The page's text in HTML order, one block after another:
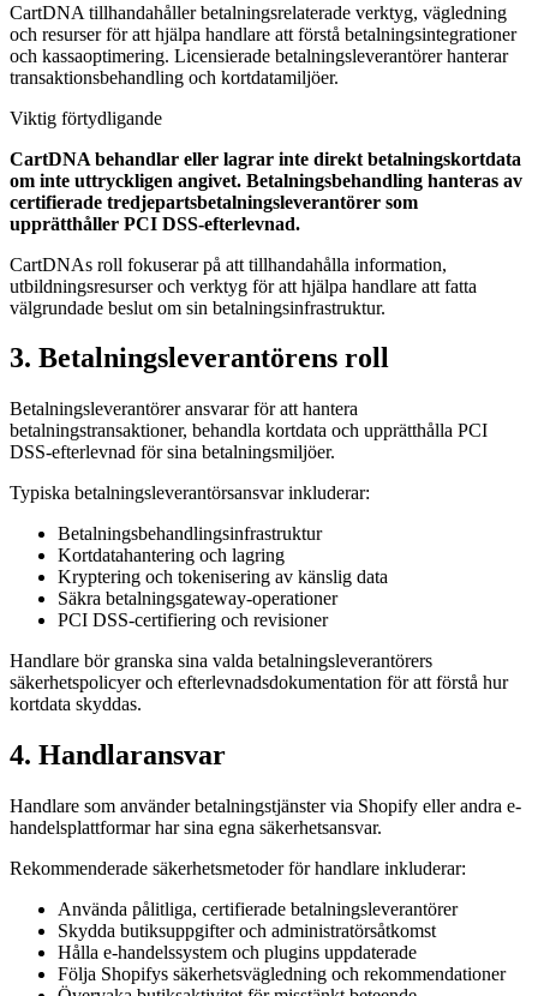
CartDNA tillhandahåller betalningsrelaterade verktyg, vägledning
och resurser för att hjälpa handlare att förstå betalningsintegrationer
och kassaoptimering. Licensierade betalningsleverantörer hanterar
transaktionsbehandling och kortdatamiljöer.
Viktig förtydligande
CartDNA behandlar eller lagrar inte direkt betalningskortdata
om inte uttryckligen angivet. Betalningsbehandling hanteras av
certifierade tredjepartsbetalningsleverantörer som
upprätthåller PCI DSS-efterlevnad.
CartDNAs roll fokuserar på att tillhandahålla information,
utbildningsresurser och verktyg för att hjälpa handlare att fatta
välgrundade beslut om sin betalningsinfrastruktur.
3. Betalningsleverantörens roll
Betalningsleverantörer ansvarar för att hantera
betalningstransaktioner, behandla kortdata och upprätthålla PCI
DSS-efterlevnad för sina betalningsmiljöer.
Typiska betalningsleverantörsansvar inkluderar:
Betalningsbehandlingsinfrastruktur
Kortdatahantering och lagring
Kryptering och tokenisering av känslig data
Säkra betalningsgateway-operationer
PCI DSS-certifiering och revisioner
Handlare bör granska sina valda betalningsleverantörers
säkerhetspolicyer och efterlevnadsdokumentation för att förstå hur
kortdata skyddas.
4. Handlaransvar
Handlare som använder betalningstjänster via Shopify eller andra e-
handelsplattformar har sina egna säkerhetsansvar.
Rekommenderade säkerhetsmetoder för handlare inkluderar:
Använda pålitliga, certifierade betalningsleverantörer
Skydda butiksuppgifter och administratörsåtkomst
Hålla e-handelssystem och plugins uppdaterade
Följa Shopifys säkerhetsvägledning och rekommendationer